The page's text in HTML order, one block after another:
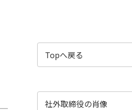
Technology
“未来技術”のPerspectives
Topへ戻る
社外取締役の肖像